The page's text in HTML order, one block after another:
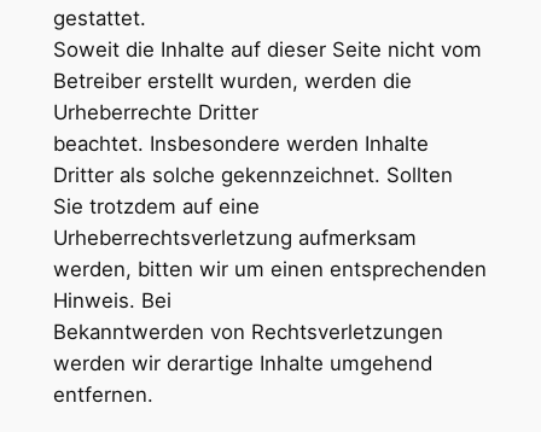
gestattet.
Soweit die Inhalte auf dieser Seite nicht vom
Betreiber erstellt wurden, werden die
Urheberrechte Dritter
beachtet. Insbesondere werden Inhalte
Dritter als solche gekennzeichnet. Sollten
Sie trotzdem auf eine
Urheberrechtsverletzung aufmerksam
werden, bitten wir um einen entsprechenden
Hinweis. Bei
Bekanntwerden von Rechtsverletzungen
werden wir derartige Inhalte umgehend
entfernen.